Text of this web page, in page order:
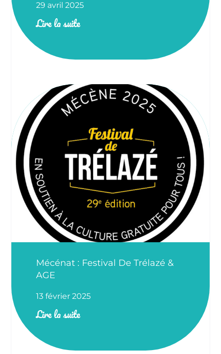
29 avril 2025
Lire la suite
Mécénat : Festival De Trélazé &
AGE
13 février 2025
Lire la suite